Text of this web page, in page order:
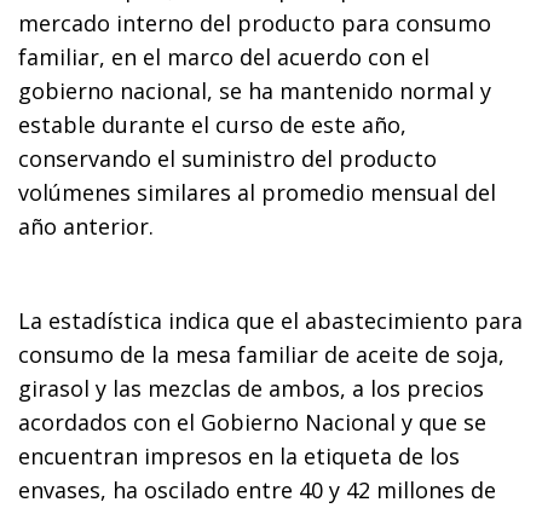
mercado interno del producto para consumo
familiar, en el marco del acuerdo con el
gobierno nacional, se ha mantenido normal y
estable durante el curso de este año,
conservando el suministro del producto
volúmenes similares al promedio mensual del
año anterior.
La estadística indica que el abastecimiento para
consumo de la mesa familiar de aceite de soja,
girasol y las mezclas de ambos, a los precios
acordados con el Gobierno Nacional y que se
encuentran impresos en la etiqueta de los
envases, ha oscilado entre 40 y 42 millones de